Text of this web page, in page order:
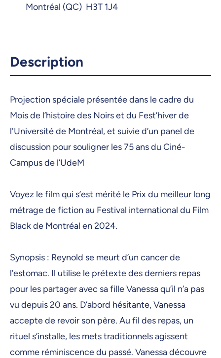
Montréal (QC) H3T 1J4
Description
Projection spéciale présentée dans le cadre du
Mois de l’histoire des Noirs et du Fest’hiver de
l'Université de Montréal, et suivie d’un panel de
discussion pour souligner les 75 ans du Ciné-
Campus de l’UdeM
Voyez le film qui s’est mérité le Prix du meilleur long
métrage de fiction au Festival international du Film
Black de Montréal en 2024.
Synopsis : Reynold se meurt d’un cancer de
l’estomac. Il utilise le prétexte des derniers repas
pour les partager avec sa fille Vanessa qu’il n’a pas
vu depuis 20 ans. D’abord hésitante, Vanessa
accepte de revoir son père. Au fil des repas, un
rituel s’installe, les mets traditionnels agissent
comme réminiscence du passé. Vanessa découvre